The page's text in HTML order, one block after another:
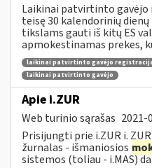
Laikinai patvirtinto gavėjo
teisę 30 kalendorinių
tikslams gauti iš kitų ES
apmokestinamas prekes,
laikinai patvirtinto gavėjo
laikinai patvirtinto gavėjo
Apie i.ZUR
Web turinio sąrašas 2021-
Prisijungti prie i.ZUR i.
žurnalas - išmaniosios
sistemos (toliau - i.MAS)